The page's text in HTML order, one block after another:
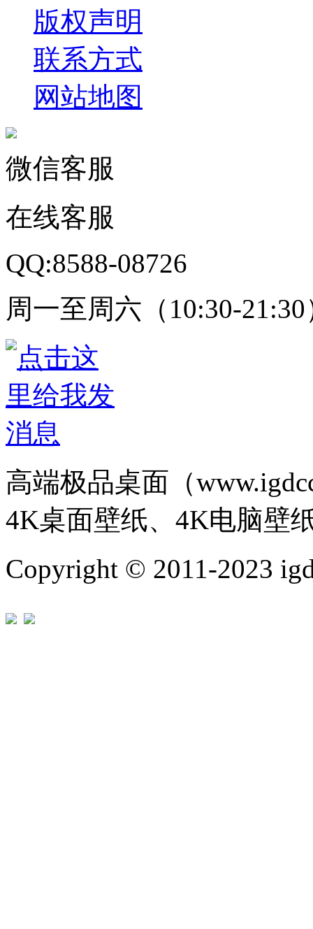
版权声明
联系方式
网站地图
微信客服
在线客服
QQ:8588-08726
周一至周六（10:30-21:30
高端极品桌面（
4K桌面壁纸、4K电脑壁
Copyright © 2011-2023